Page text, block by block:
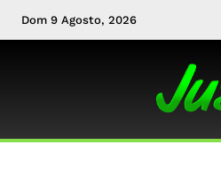
Dom 9 Agosto, 2026